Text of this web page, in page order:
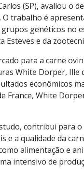
(SP), avaliou o
trabalho é
genéticos no
e da
para a carne
White Dorper, Ille
econômicos
France, White
contribui para o
e a qualidade da
alimentação e
intensivo de